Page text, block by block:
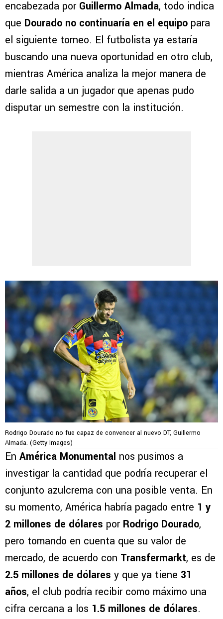
encabezada por Guillermo Almada, todo indica
que Dourado no continuaría en el equipo para
el siguiente torneo. El futbolista ya estaría
buscando una nueva oportunidad en otro club,
mientras América analiza la mejor manera de
darle salida a un jugador que apenas pudo
disputar un semestre con la institución.
Rodrigo Dourado no fue capaz de convencer al nuevo DT, Guillermo
Almada. (Getty Images)
En América Monumental nos pusimos a
investigar la cantidad que podría recuperar el
conjunto azulcrema con una posible venta. En
su momento, América habría pagado entre 1 y
2 millones de dólares por Rodrigo Dourado,
pero tomando en cuenta que su valor de
mercado, de acuerdo con Transfermarkt, es de
2.5 millones de dólares y que ya tiene 31
años, el club podría recibir como máximo una
cifra cercana a los 1.5 millones de dólares.